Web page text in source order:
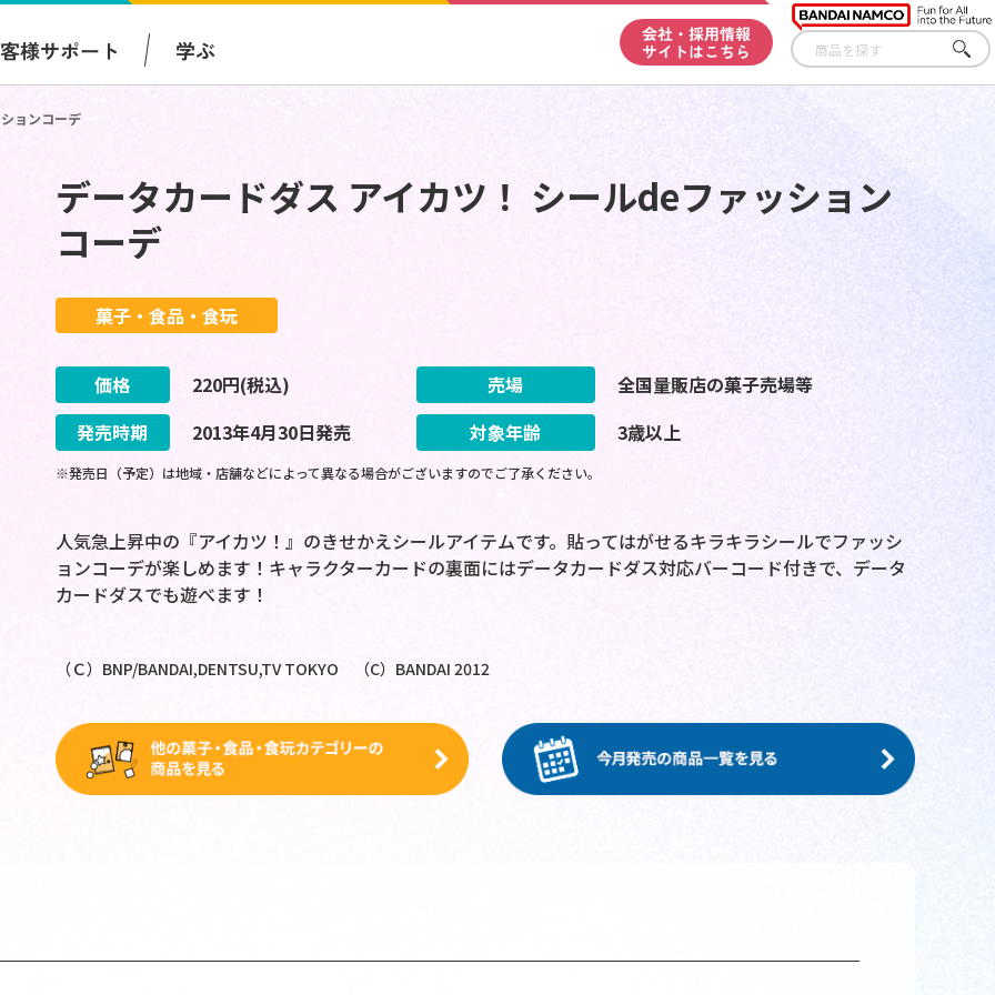
様サポート 学ぶ
会社・採用情報
サイトはこちら
さが
す
ョンコーデ
データカードダス アイカツ！ シールdeファッション
コーデ
菓子・食品・食玩
価格 220円(税込) 売場
全国量販店の菓子売場等
発売時期
2013年4月30日発売 対象年齢 3歳以上
※発売日（予定）は地域・店舗などによって異なる場合がございますのでご了承ください。
人気急上昇中の『アイカツ！』のきせかえシールアイテムです。貼ってはがせるキラキラシールでファッシ
ョンコーデが楽しめます！キャラクターカードの裏面にはデータカードダス対応バーコード付きで、データ
カードダスでも遊べます！
（Ｃ）BNP/BANDAI,DENTSU,TV TOKYO （C）BANDAI 2012